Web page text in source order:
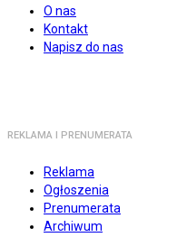
O nas
Kontakt
Napisz do nas
REKLAMA I PRENUMERATA
Reklama
Ogłoszenia
Prenumerata
Archiwum